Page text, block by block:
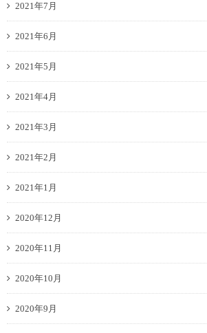
2021年7月
2021年6月
2021年5月
2021年4月
2021年3月
2021年2月
2021年1月
2020年12月
2020年11月
2020年10月
2020年9月